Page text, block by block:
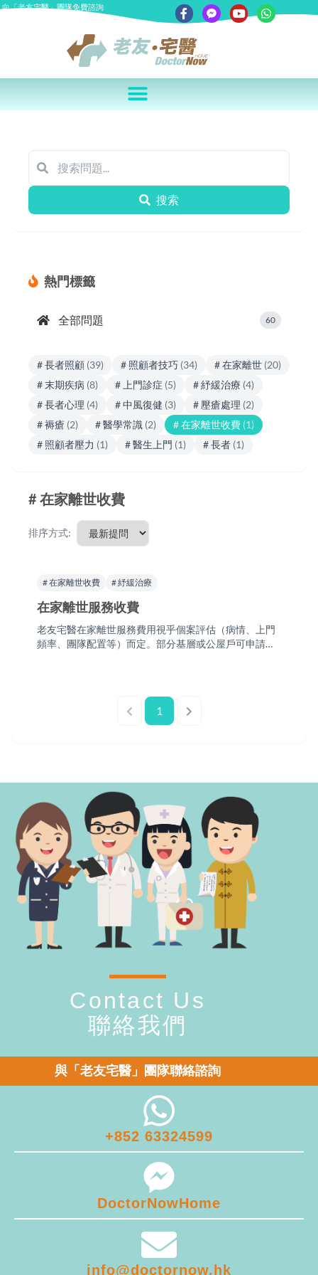
向「老友宅醫」團隊免費諮詢
搜索
熱門標籤
全部問題 60
# 長者照顧 (39) # 照顧者技巧 (34) # 在家離世 (20)
# 末期疾病 (8) # 上門診症 (5) # 紓緩治療 (4)
# 長者心理 (4) # 中風復健 (3) # 壓瘡處理 (2)
# 褥瘡 (2) # 醫學常識 (2) # 在家離世收費 (1)
# 照顧者壓力 (1) # 醫生上門 (1) # 長者 (1)
# 在家離世收費
排序方式:
# 在家離世收費 # 紓緩治療
在家離世服務收費
老友宅醫在家離世服務費用視乎個案評估（病情、上門
頻率、團隊配置等）而定。部分基層或公屋戶可申請資
1
Contact Us
聯絡我們
與「老友宅醫」團隊聯絡諮詢
+852 63324599
DoctorNowHome
info@doctornow.hk